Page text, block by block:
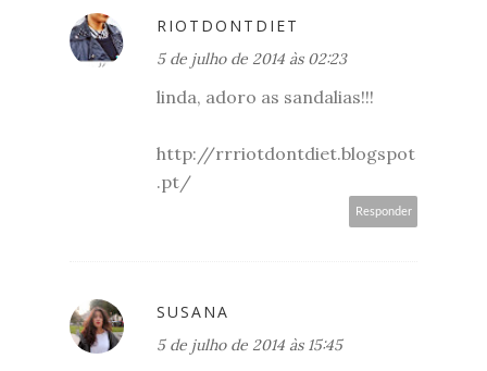
RIOTDONTDIET
5 de julho de 2014 às 02:23
linda, adoro as sandalias!!!
http://rrriotdontdiet.blogspot
.pt/
Responder
SUSANA
5 de julho de 2014 às 15:45